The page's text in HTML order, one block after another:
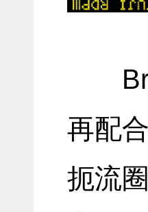
再配
扼流